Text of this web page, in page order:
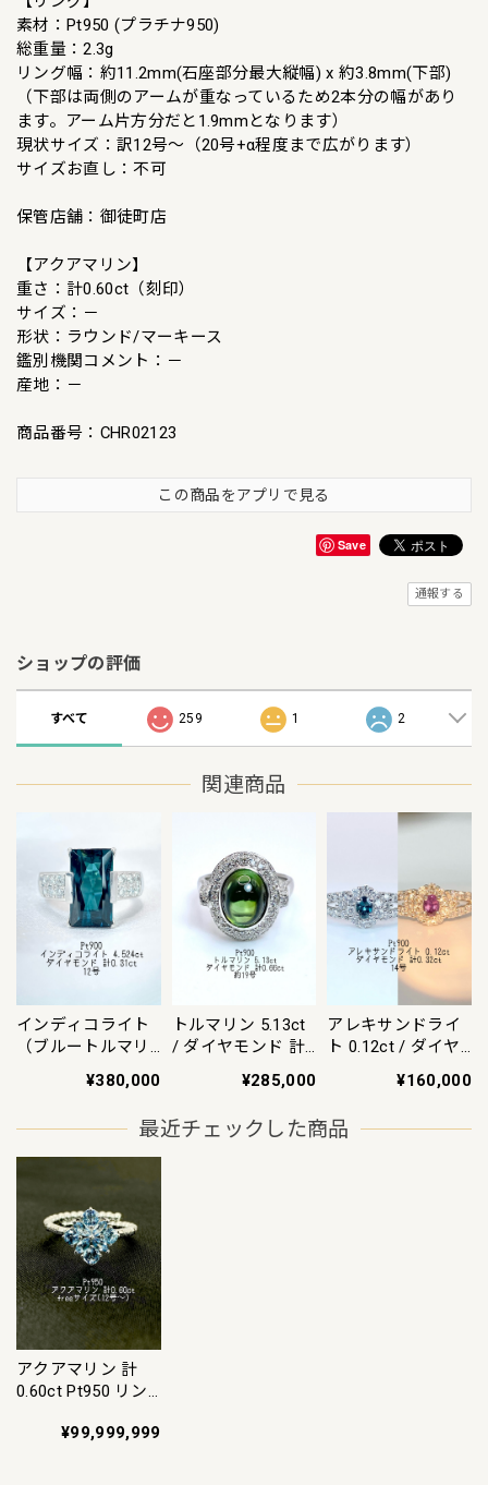
素材：Pt950 (プラチナ950)
総重量：2.3g
リング幅：約11.2mm(石座部分最大縦幅) x 約3.8mm(下部)
（下部は両側のアームが重なっているため2本分の幅があり
ます。アーム片方分だと1.9mmとなります）
現状サイズ：訳12号～（20号+α程度まで広がります）
サイズお直し：不可
保管店舗：御徒町店
【アクアマリン】
重さ：計0.60ct（刻印）
サイズ：－
形状：ラウンド/マーキース
鑑別機関コメント：－
産地：－
商品番号：CHR02123
この商品をアプリで見る
Save
通報する
ショップの評価
すべて 259 1 2
関連商品
インディコライト
（ブルートルマリ
ヤモンド 計0.31ct
フレッシュメント
(新品仕上げ・補
【3日以内返品可
（※カード/キャリ
ア決済の場合）】
¥380,000
トルマリン 5.13ct
/ ダイヤモンド 計
グ 約19号【リフレ
仕上げ・補修・洗
¥285,000
アレキサンドライ
ト 0.12ct / ダイヤ
Pt900 リング 14号
ント(新品仕上げ・
¥160,000
最近チェックした商品
アクアマリン 計
0.60ct Pt950 リン
（約12号～）【リ
¥99,999,999